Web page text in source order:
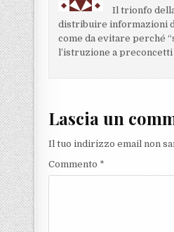
Il trionfo
distribuire informazioni
come da evitare perché
l’istruzione a
Lascia un
Il tuo indirizzo email non
Commento *